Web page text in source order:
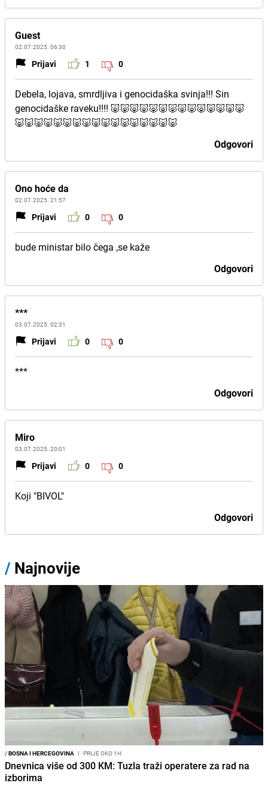
Guest
02.07.2025. 06:30
Prijavi 1 0
Debela, lojava, smrdljiva i genocidaška svinja!!! Sin
genocidaške raveku!!!! 🐷🐷🐷🐷🐷🐷🐷🐷🐷🐷🐷🐷🐷🐷
🐷🐷🐷🐷🐷🐷🐷🐷🐷🐷🐷🐷🐷🐷🐷🐷🐷
Odgovori
Ono hoće da
02.07.2025. 21:57
Prijavi 0 0
bude ministar bilo čega ,se kaže
Odgovori
***
03.07.2025. 02:31
Prijavi 0 0
***
Odgovori
Miro
03.07.2025. 20:01
Prijavi 0 0
Koji "BIVOL"
Odgovori
/ Najnovije
/BOSNA I HERCEGOVINA I PRIJE OKO 1H
Dnevnica više od 300 KM: Tuzla traži operatere za rad na
izborima